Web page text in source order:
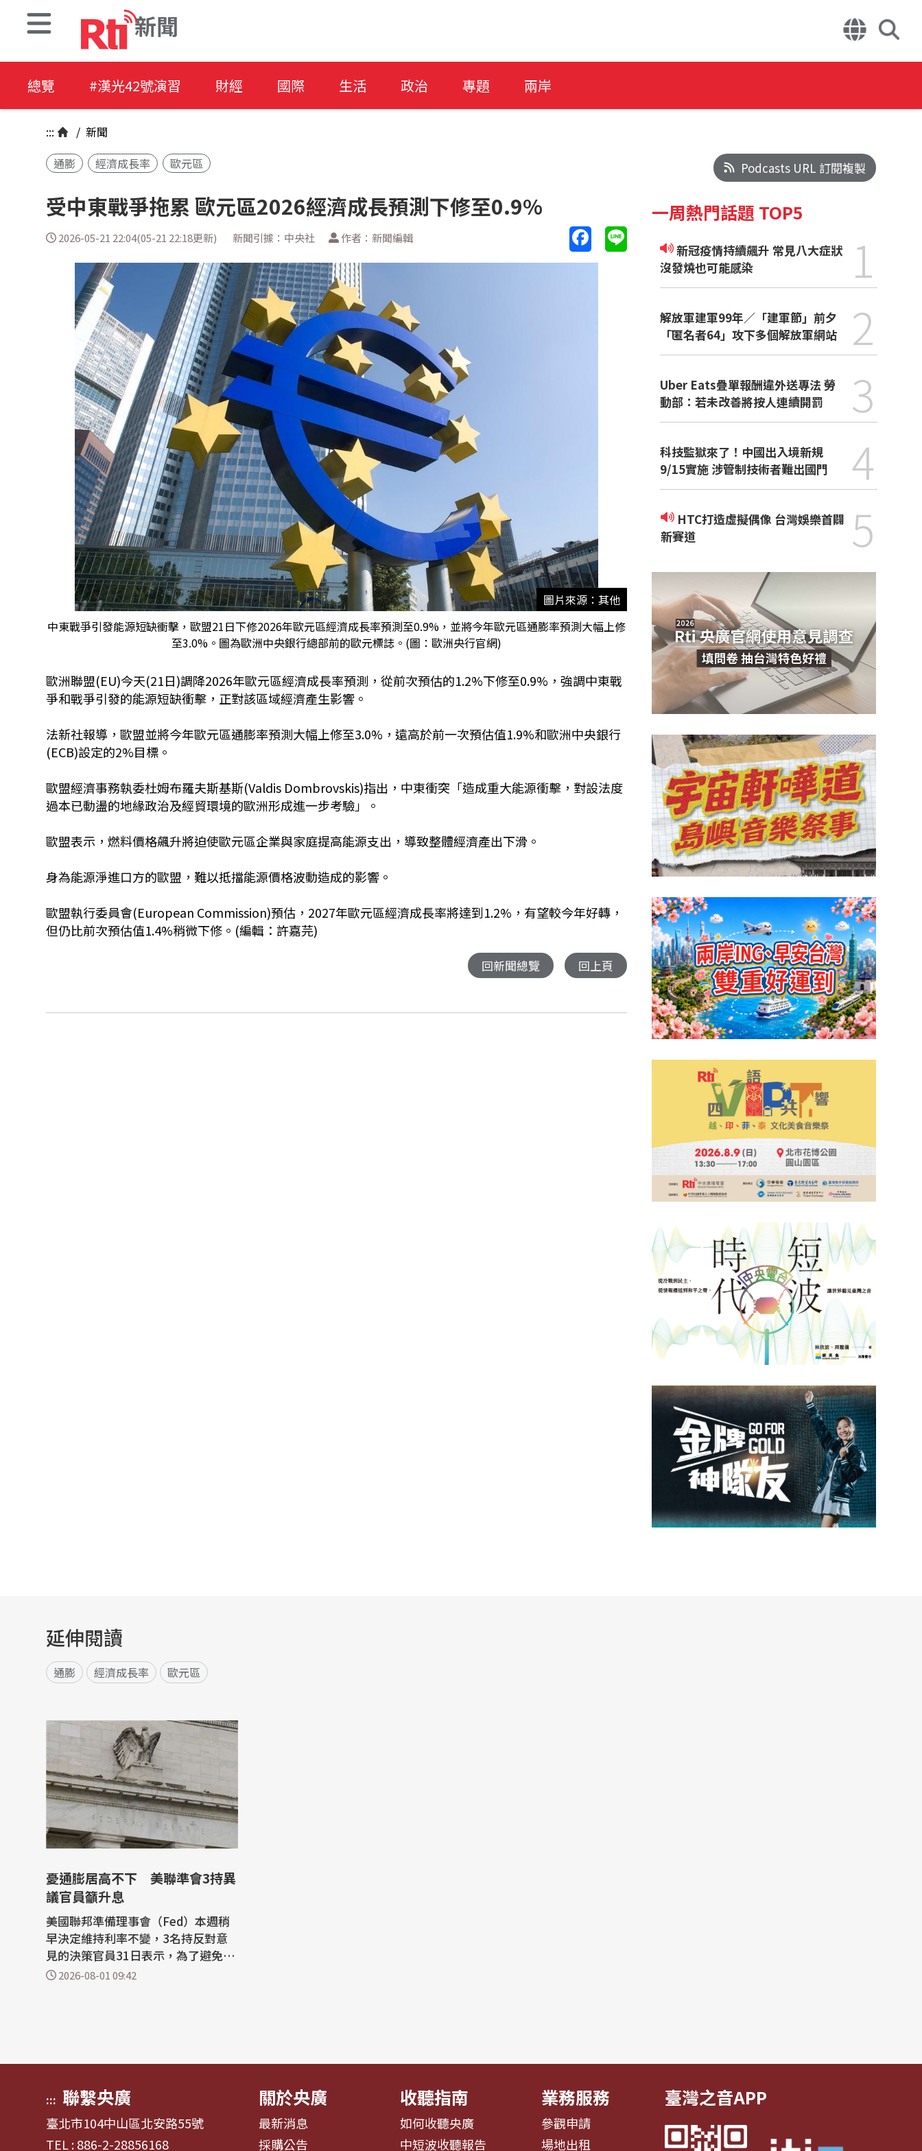
新聞
總覽 #漢光42號演習 財經 國際 生活 政治 專題 兩岸
::: / 新聞
通膨
經濟成長率 歐元區
受中東戰爭拖累 歐元區2026經濟成長預測下修至0.9%
2026-05-21 22:04(05-21 22:18更新) 新聞引據：中央社 作者：新聞編輯
圖片來源：其他
中東戰爭引發能源短缺衝擊，歐盟21日下修2026年歐元區經濟成長率預測至0.9%，並將今年歐元區通膨率預測大幅上修
至3.0%。圖為歐洲中央銀行總部前的歐元標誌。(圖：歐洲央行官網)
歐洲聯盟(EU)今天(21日)調降2026年歐元區經濟成長率預測，從前次預估的1.2%下修至0.9%，強調中東戰
爭和戰爭引發的能源短缺衝擊，正對該區域經濟產生影響。
法新社報導，歐盟並將今年歐元區通膨率預測大幅上修至3.0%，遠高於前一次預估值1.9%和歐洲中央銀行
(ECB)設定的2%目標。
歐盟經濟事務執委杜姆布羅夫斯基斯(Valdis Dombrovskis)指出，中東衝突「造成重大能源衝擊，對設法度
過本已動盪的地緣政治及經貿環境的歐洲形成進一步考驗」。
歐盟表示，燃料價格飆升將迫使歐元區企業與家庭提高能源支出，導致整體經濟產出下滑。
身為能源淨進口方的歐盟，難以抵擋能源價格波動造成的影響。
歐盟執行委員會(European Commission)預估，2027年歐元區經濟成長率將達到1.2%，有望較今年好轉，
但仍比前次預估值1.4%稍微下修。(編輯：許嘉芫)
回新聞總覽 回上頁
Podcasts URL 訂閱複製
一周熱門話題 TOP5
新冠疫情持續飆升 常見八大症狀
沒發燒也可能感染
1
解放軍建軍99年／「建軍節」前夕
「匿名者64」攻下多個解放軍網站
2
Uber Eats疊單報酬違外送專法 勞
動部：若未改善將按人連續開罰
3
科技監獄來了！中國出入境新規
9/15實施 涉管制技術者難出國門
4
新賽道
5
延伸閱讀
通膨 經濟成長率 歐元區
憂通膨居高不下 美聯準會3持異
議官員籲升息
美國聯邦準備理事會（Fed）本週稍
早決定維持利率不變，3名持反對意
見的決策官員31日表示，為了避免通
膨根深蒂固，現在必須升息。 法新社
2026-08-01 09:42
::: 聯繫央廣
臺北市104中山區北安路55號
TEL : 886-2-28856168
關於央廣
最新消息
採購公告
收聽指南
如何收聽央廣
中短波收聽報告
業務服務
參觀申請
場地出租
臺灣之音APP